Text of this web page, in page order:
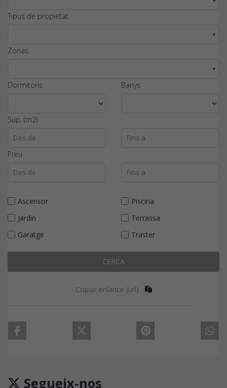
Tipus de propietat
▼
Zonas
▼
Dormitoris Banys
Sup. (m2)
Preu
Ascensor
Piscina
Jardin
Terrassa
Garatge
Traster
CERCA
Copiar enlance (url)
Segueix-nos